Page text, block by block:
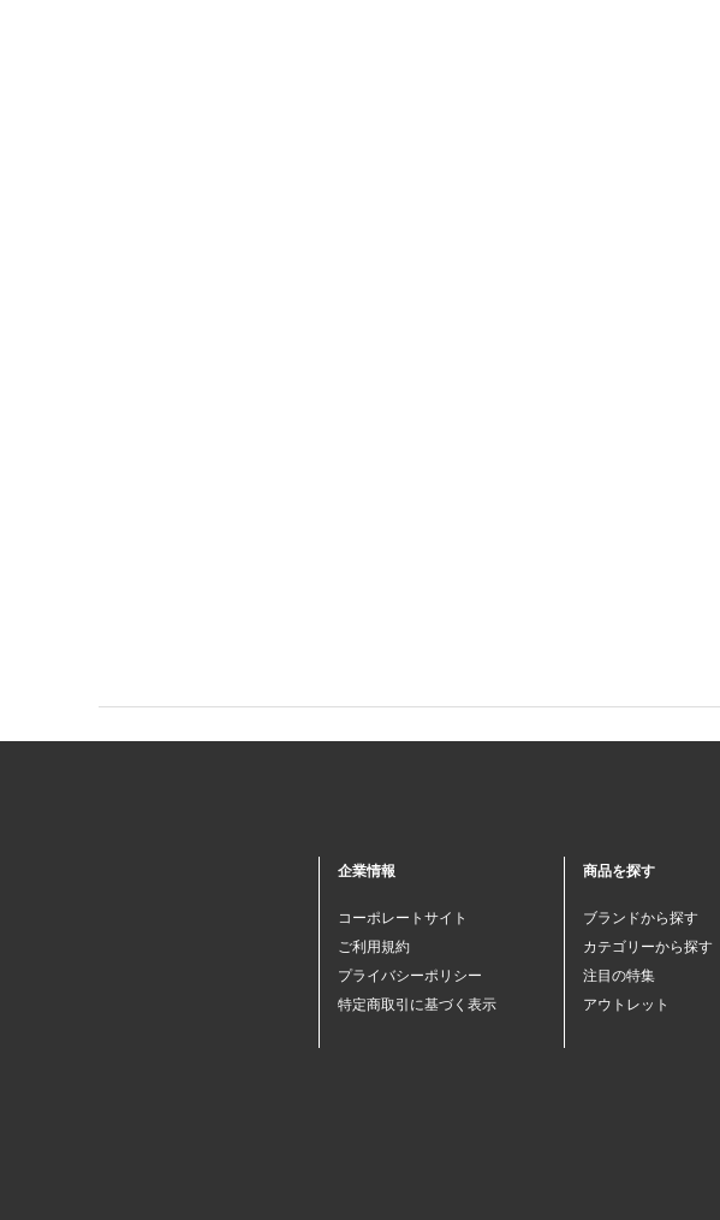
企業情報
コーポレートサイト
ご利用規約
プライバシーポリシー
特定商取引に基づく表示
商品を探す
ブランドから探す
カテゴリーから探す
注目の特集
アウトレット